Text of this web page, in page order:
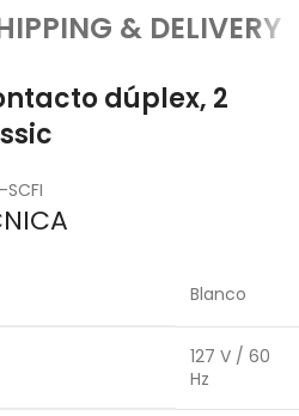
& DELIVERY
dúplex, 2
Blanco
127 V / 60
Hz